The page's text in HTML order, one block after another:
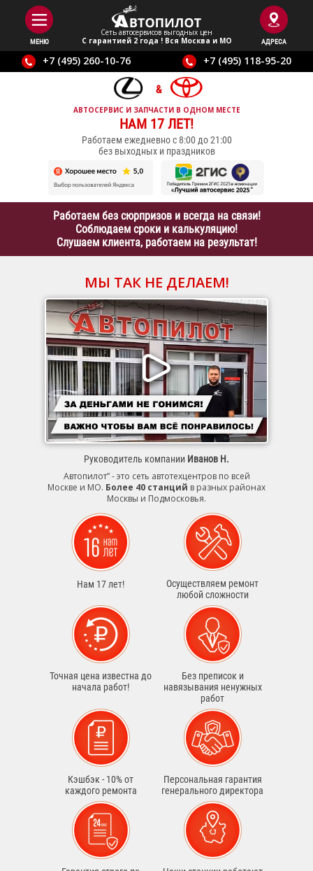
МЕНЮ
Сеть автосервисов выгодныx цен
С гарантией 2 года ! Вся Москва и МО
АДРЕСА
+7 (495) 260-10-76 +7 (495) 118-95-20
АВТОСЕРВИС И ЗАПЧАСТИ В ОДНОМ МЕСТЕ
НАМ 17 ЛЕТ!
Работаем ежедневно с 8:00 до 21:00
без выходных и праздников
Работаем без сюрпризов и всегда на связи!
Соблюдаем сроки и калькуляцию!
Слушаем клиента, работаем на результат!
МЫ ТАК НЕ ДЕЛАЕМ!
Руководитель компании Иванов Н.
Автопилот” - это сеть автотехцентров по всей
Москве и МО. Более 40 станций в разных районах
Москвы и Подмосковья.
Нам 17 лет!
Осуществляем ремонт
любой сложности
Точная цена известна до
начала работ!
Без преписок и
навязывания ненужных
работ
Кэшбэк - 10% от
каждого ремонта
Персональная гарантия
генерального директора